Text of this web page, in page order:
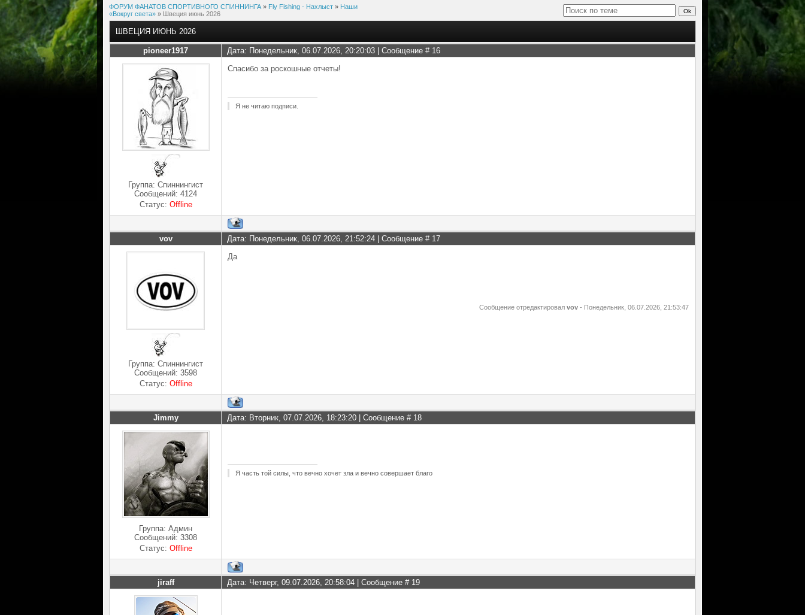
ФОРУМ ФАНАТОВ СПОРТИВНОГО СПИННИНГА » Fly Fishing - Нахлыст » Наши
«Вокруг света» » Швеция июнь 2026
ШВЕЦИЯ ИЮНЬ 2026
pioneer1917 Дата: Понедельник, 06.07.2026, 20:20:03 | Сообщение # 16
Группа: Спиннингист
Сообщений: 4124
Статус: Offline
Спасибо за роскошные отчеты!
Я не читаю подписи.
vov Дата: Понедельник, 06.07.2026, 21:52:24 | Сообщение # 17
Группа: Спиннингист
Сообщений: 3598
Статус: Offline
Да
Сообщение отредактировал vov - Понедельник, 06.07.2026, 21:53:47
Jimmy Дата: Вторник, 07.07.2026, 18:23:20 | Сообщение # 18
Группа: Админ
Сообщений: 3308
Статус: Offline
Я часть той силы, что вечно хочет зла и вечно совершает благо
jiraff Дата: Четверг, 09.07.2026, 20:58:04 | Сообщение # 19